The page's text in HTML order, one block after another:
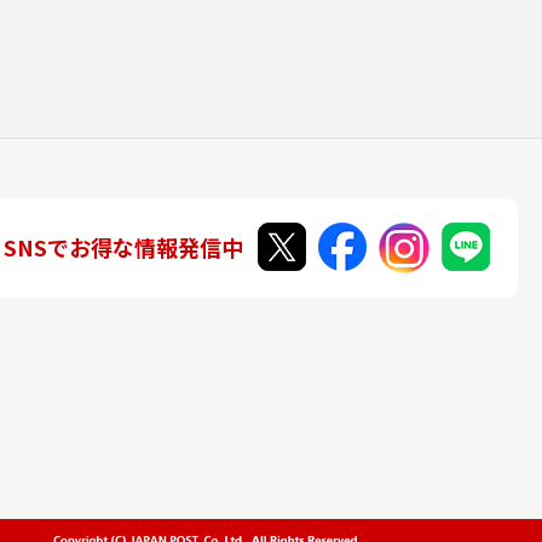
SNSでお得な情報発信中